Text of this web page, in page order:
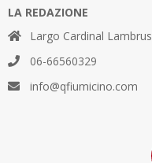
LA REDAZIONE
Largo Cardinal
06-66560329
info@qfiumicino.com